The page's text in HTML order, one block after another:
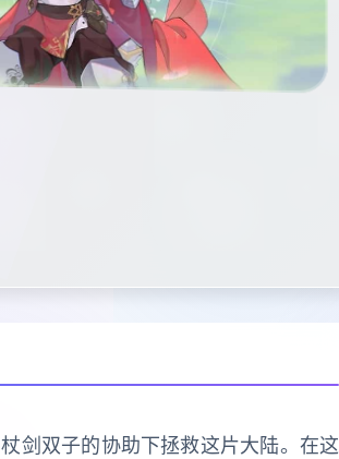
剑双子的协助下拯救这片大陆。在这